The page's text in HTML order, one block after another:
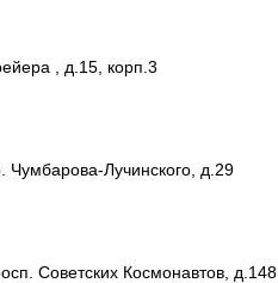
, д.15, корп.3
Чумбарова-Лучинского, д.29
Советских Космонавтов, д.148